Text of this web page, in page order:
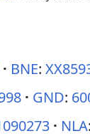
BNE:
GND:
NLA: